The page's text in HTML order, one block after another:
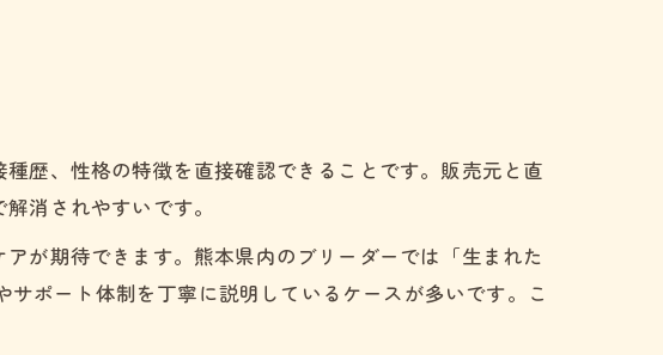
確認事項
るポイント
熊本県で学ぶ
出会いを
確かめる方法
歴、性格の特徴を直接確認できることです。販売元と直
消されやすいです。
が期待できます。熊本県内のブリーダーでは「生まれた
ポート体制を丁寧に説明しているケースが多いです。こ